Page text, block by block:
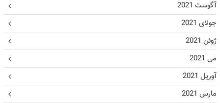
آگوست 2021
جولای 2021
ژوئن 2021
می 2021
آوریل 2021
مارس 2021